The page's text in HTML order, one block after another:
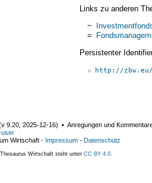
Links zu anderen
~
=
Persistenter
http://
9.20 2025-12-16) ▪ Anregungen und
Wirtschaft - Impressum - Datenschutz
Wirtschaft steht unter CC BY 4.0